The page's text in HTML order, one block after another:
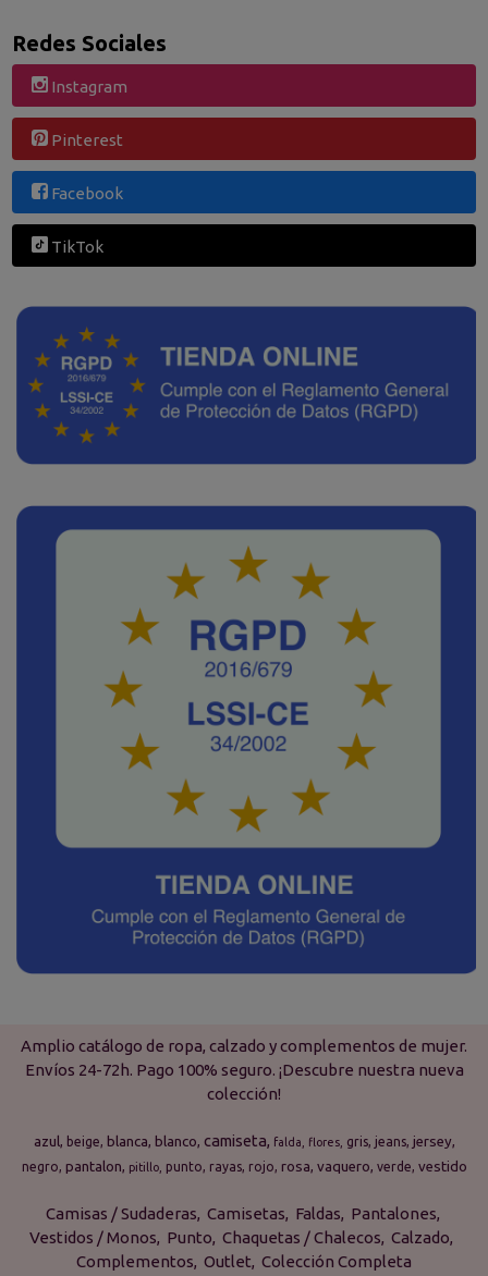
Redes Sociales
Instagram
Pinterest
Facebook
TikTok
Amplio catálogo de ropa, calzado y complementos de mujer.
Envíos 24-72h. Pago 100% seguro. ¡Descubre nuestra nueva
colección!
azul beige blanca blanco camiseta falda flores gris jeans jersey
negro pantalon pitillo punto rayas rojo rosa vaquero verde vestido
Camisas / Sudaderas Camisetas Faldas
Pantalones
Vestidos / Monos
Punto Chaquetas / Chalecos Calzado
Complementos Outlet Colección Completa